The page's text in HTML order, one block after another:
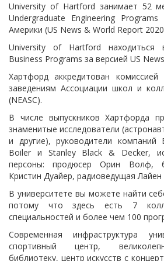
University of Hartford занимает 52
Undergraduate Engineering Programs
Америки (US News & World Report
University of Hartford находиться
Business Programs за версией US
Хартфорд аккредитован
заведениям Ассоциации школ и
(NEASC).
В числе выпускников Хартфорда
знаменитые исследователи
и другие), руководители компаний
Boiler и Stanley Black & Decker,
персоны: продюсер Орин Волф,
Кристин Дуайер, радиоведущая Лайен
В университете вы можете найти
потому что здесь есть 7
специальностей и более чем 100
Современная инфраструктура
спортивный центр,
библиотеку, центр искусств с